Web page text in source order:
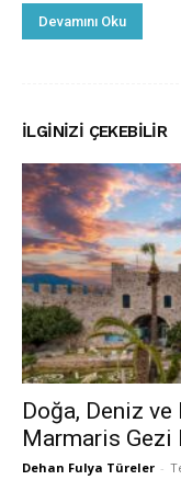
Devamını Oku
İLGINIZI ÇEKEBILIR
Doğa, Deniz
Marmaris Gezi
Dehan Fulya Türeler -